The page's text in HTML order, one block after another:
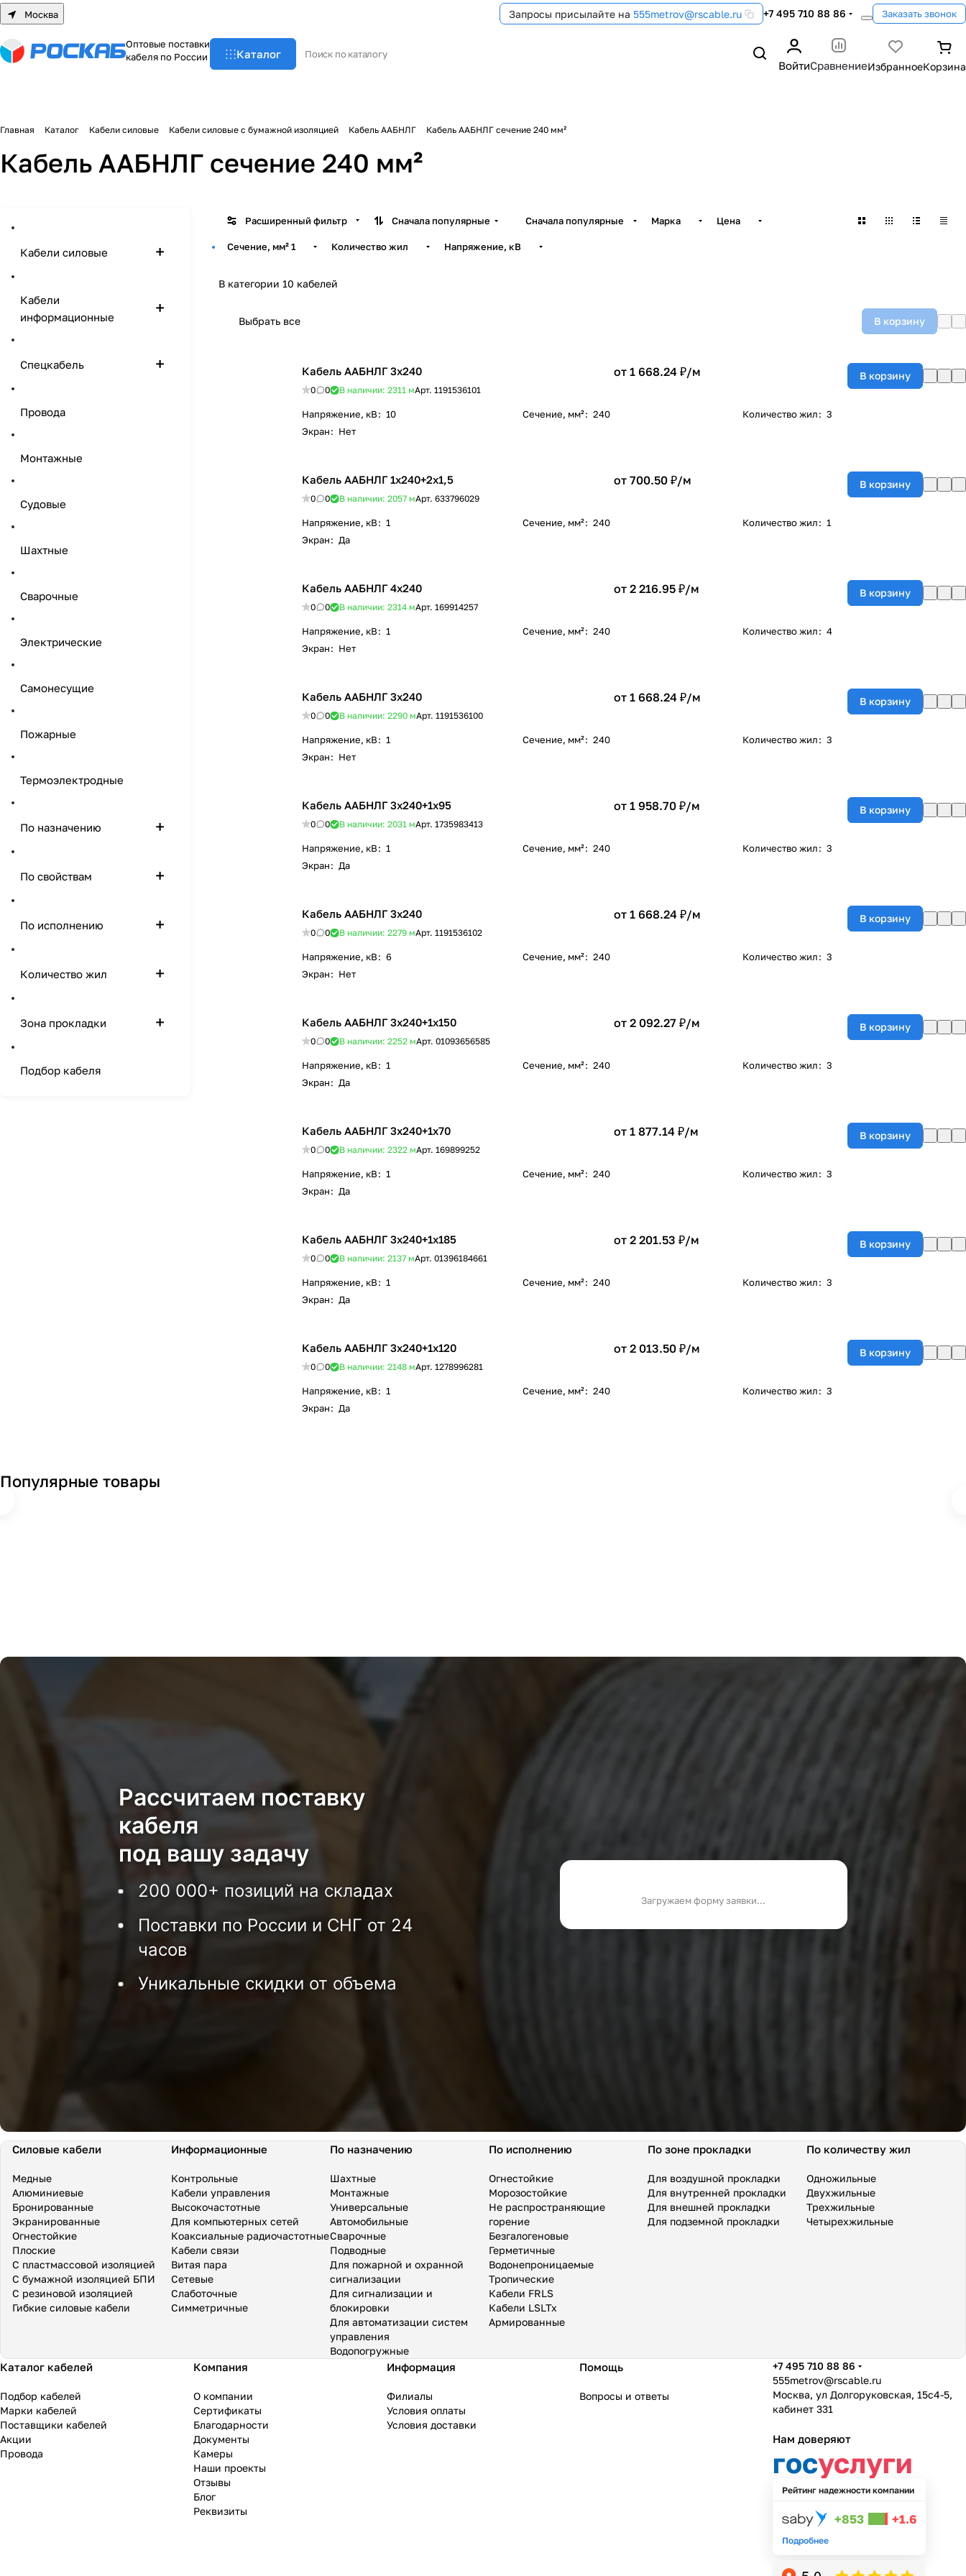
Москва Запросы присылайте на 555metrov@rscable.ru +7 495 710 88 86 Заказать звонок
Оптовые поставки
кабеля по России
Каталог
ВойтиСравнение
Главная Каталог Кабели силовые Кабели силовые с бумажной изоляцией Кабель ААБНЛГ Кабель ААБНЛГ сечение 240 мм²
Кабель ААБНЛГ сечение 240 мм²
Расширенный фильтр Сначала популярные Сначала популярные Марка Цена
Сечение, мм²1 Количество жил Напряжение, кВ
В категории 10 кабелей
Выбрать все В корзину
Кабель ААБНЛГ 3х240
0 0 В наличии: 2311 мАрт. 1191536101
от 1 668.24 ₽/м В корзину
Напряжение, кВ: 10 Сечение, мм²: 240 Количество жил: 3
Экран: Нет
Кабель ААБНЛГ 1х240+2х1,5
0 0 В наличии: 2057 мАрт. 633796029
от 700.50 ₽/м В корзину
Напряжение, кВ: 1 Сечение, мм²: 240 Количество жил: 1
Экран: Да
Кабель ААБНЛГ 4х240
0 0 В наличии: 2314 мАрт. 169914257
от 2 216.95 ₽/м В корзину
Напряжение, кВ: 1 Сечение, мм²: 240 Количество жил: 4
Экран: Нет
Кабель ААБНЛГ 3х240
0 0 В наличии: 2290 мАрт. 1191536100
от 1 668.24 ₽/м В корзину
Напряжение, кВ: 1 Сечение, мм²: 240 Количество жил: 3
Экран: Нет
Кабель ААБНЛГ 3х240+1х95
0 0 В наличии: 2031 мАрт. 1735983413
от 1 958.70 ₽/м В корзину
Напряжение, кВ: 1 Сечение, мм²: 240 Количество жил: 3
Экран: Да
Кабель ААБНЛГ 3х240
0 0 В наличии: 2279 мАрт. 1191536102
от 1 668.24 ₽/м В корзину
Напряжение, кВ: 6 Сечение, мм²: 240 Количество жил: 3
Экран: Нет
Кабель ААБНЛГ 3х240+1х150
0 0 В наличии: 2252 мАрт. 01093656585
от 2 092.27 ₽/м В корзину
Напряжение, кВ: 1 Сечение, мм²: 240 Количество жил: 3
Экран: Да
Кабель ААБНЛГ 3х240+1х70
0 0 В наличии: 2322 мАрт. 169899252
от 1 877.14 ₽/м В корзину
Напряжение, кВ: 1 Сечение, мм²: 240 Количество жил: 3
Экран: Да
Кабель ААБНЛГ 3х240+1х185
0 0 В наличии: 2137 мАрт. 01396184661
от 2 201.53 ₽/м В корзину
Напряжение, кВ: 1 Сечение, мм²: 240 Количество жил: 3
Экран: Да
Кабель ААБНЛГ 3х240+1х120
0 0 В наличии: 2148 мАрт. 1278996281
от 2 013.50 ₽/м В корзину
Напряжение, кВ: 1 Сечение, мм²: 240 Количество жил: 3
Экран: Да
Популярные товары
Кабели силовые
Кабели
информационные
Спецкабель
Провода
Монтажные
Судовые
Шахтные
Сварочные
Электрические
Самонесущие
Пожарные
Термоэлектродные
По назначению
По свойствам
По исполнению
Количество жил
Зона прокладки
Подбор кабеля
Рассчитаем поставку
кабеля
под вашу задачу
200 000+ позиций на складах
Поставки по России и СНГ от 24
часов
Уникальные скидки от объема
Загружаем форму заявки...
Силовые кабели
Медные
Алюминиевые
Бронированные
Экранированные
Огнестойкие
Плоские
С пластмассовой изоляцией
С бумажной изоляцией БПИ
С резиновой изоляцией
Гибкие силовые кабели
Информационные
Контрольные
Кабели управления
Высокочастотные
Для компьютерных сетей
Коаксиальные радиочастотные
Кабели связи
Витая пара
Сетевые
Слаботочные
Симметричные
По назначению
Шахтные
Монтажные
Универсальные
Автомобильные
Сварочные
Подводные
Для пожарной и охранной
сигнализации
Для сигнализации и
блокировки
Для автоматизации систем
управления
Водопогружные
По исполнению
Огнестойкие
Морозостойкие
Не распространяющие
горение
Безгалогеновые
Герметичные
Водонепроницаемые
Тропические
Кабели FRLS
Кабели LSLTx
Армированные
По зоне прокладки
Для воздушной прокладки
Для внутренней прокладки
Для внешней прокладки
Для подземной прокладки
По количеству жил
Одножильные
Двухжильные
Трехжильные
Четырехжильные
Каталог кабелей
Подбор кабелей
Марки кабелей
Поставщики кабелей
Акции
Провода
Компания
О компании
Сертификаты
Благодарности
Документы
Камеры
Наши проекты
Отзывы
Блог
Реквизиты
Информация
Филиалы
Условия оплаты
Условия доставки
Помощь
Вопросы и ответы
+7 495 710 88 86
555metrov@rscable.ru
Москва, ул Долгоруковская, 15с4-5,
кабинет 331
Нам доверяют
госуслуги
Рейтинг надежности компании
+853 +1.6
Подробнее